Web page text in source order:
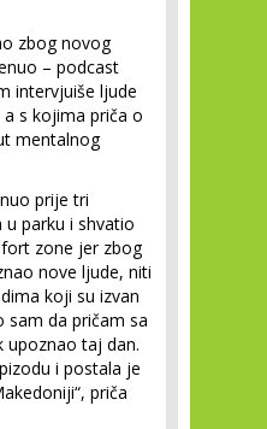
zbog novog
– podcast
intervjuiše ljude
s kojima priča o
mentalnog
prije tri
parku i shvatio
zone jer zbog
nove ljude, niti
koji su izvan
sam da pričam sa
upoznao taj dan.
i postala je
priča